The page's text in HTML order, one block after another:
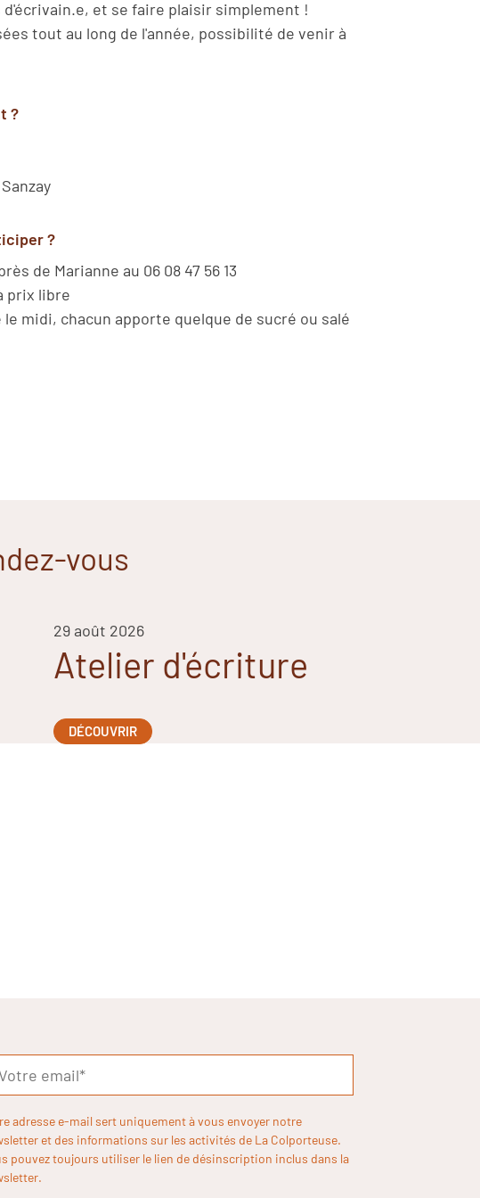
et se faire plaisir simplement !
tout au long de l'année, possibilité de venir à
?
?
de Marianne au 06 08 47 56 13
prix libre
le midi, chacun apporte quelque de sucré ou salé
vous
29 août 2026
Atelier d'écriture
DÉCOUVRIR
adresse e-mail sert uniquement à vous envoyer notre
et des informations sur les activités de La Colporteuse.
pouvez toujours utiliser le lien de désinscription inclus dans la